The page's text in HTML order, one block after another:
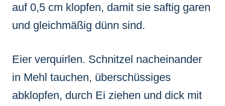
auf 0,5 cm klopfen, damit sie saftig garen
und gleichmäßig dünn sind.
Eier verquirlen. Schnitzel nacheinander
in Mehl tauchen, überschüssiges
abklopfen, durch Ei ziehen und dick mit